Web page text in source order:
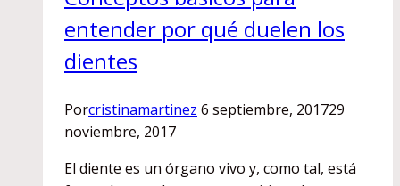
entender por qué duelen los
dientes
Porcristinamartinez 6 septiembre, 201729
noviembre, 2017
El diente es un órgano vivo y, como tal, está